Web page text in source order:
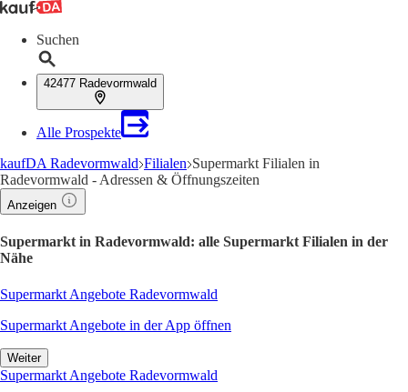
Suchen
42477 Radevormwald
Alle Prospekte
kaufDA Radevormwald Filialen Supermarkt Filialen in
Radevormwald - Adressen & Öffnungszeiten
Anzeigen
Supermarkt in Radevormwald: alle Supermarkt Filialen in der
Nähe
Supermarkt Angebote Radevormwald
Supermarkt Angebote in der App öffnen
Weiter
Supermarkt Angebote Radevormwald